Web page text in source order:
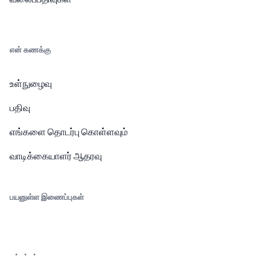
என் கணக்கு
உள்நுழைவு
பதிவு
எங்களை தொடர்பு கொள்ளவும்
வாடிக்கையாளர் ஆதரவு
பயனுள்ள இணைப்புகள்